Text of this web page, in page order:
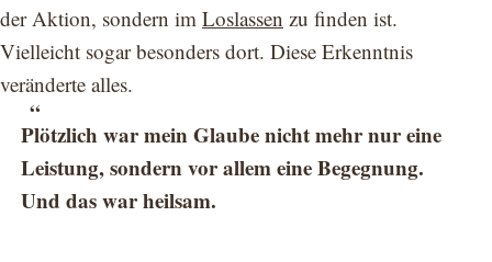
der Aktion, sondern im Loslassen zu finden ist.
Vielleicht sogar besonders dort. Diese Erkenntnis
veränderte alles.
Plötzlich war mein Glaube nicht mehr nur eine
Leistung, sondern vor allem eine Begegnung.
Und das war heilsam.